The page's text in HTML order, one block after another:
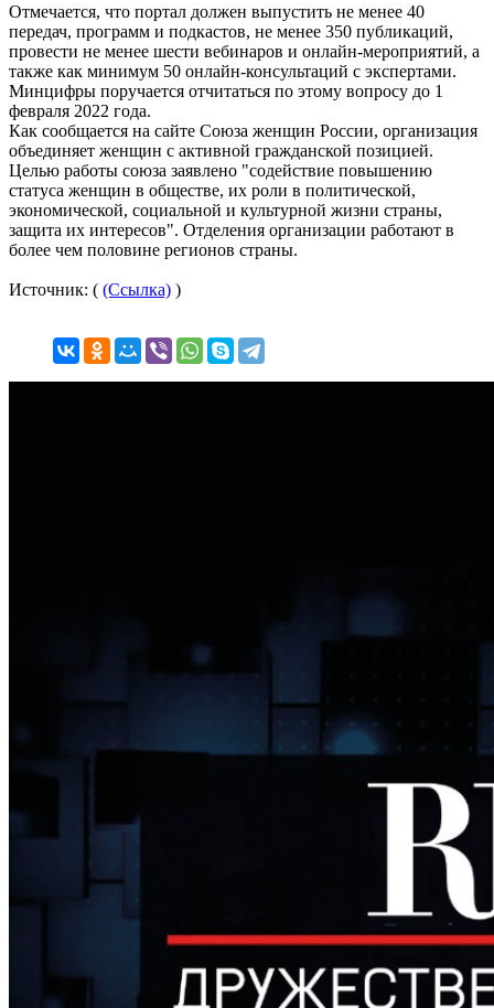
Отмечается, что портал должен выпустить не менее 40
передач, программ и подкастов, не менее 350 публикаций,
провести не менее шести вебинаров и онлайн-мероприятий, а
также как минимум 50 онлайн-консультаций с экспертами.
Минцифры поручается отчитаться по этому вопросу до 1
февраля 2022 года.
Как сообщается на сайте Союза женщин России, организация
объединяет женщин с активной гражданской позицией.
Целью работы союза заявлено "содействие повышению
статуса женщин в обществе, их роли в политической,
экономической, социальной и культурной жизни страны,
защита их интересов". Отделения организации работают в
более чем половине регионов страны.
Источник: ( (Ссылка) )